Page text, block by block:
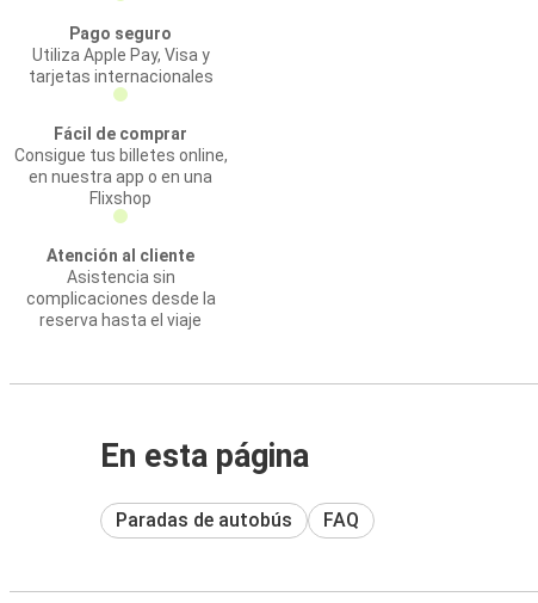
Pago seguro
Utiliza Apple Pay, Visa y
tarjetas internacionales
Fácil de comprar
Consigue tus billetes online,
en nuestra app o en una
Flixshop
Atención al cliente
Asistencia sin
complicaciones desde la
reserva hasta el viaje
En esta página
Paradas de autobús FAQ